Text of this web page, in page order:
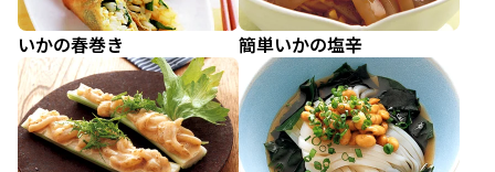
いかの春巻き 簡単いかの塩辛